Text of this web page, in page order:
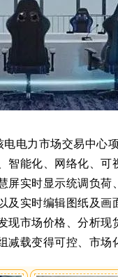
电力市场交易中心项
能化、网络化、
实时显示统调负
实时编辑图纸及
市场价格、分析
载变得可控、市场